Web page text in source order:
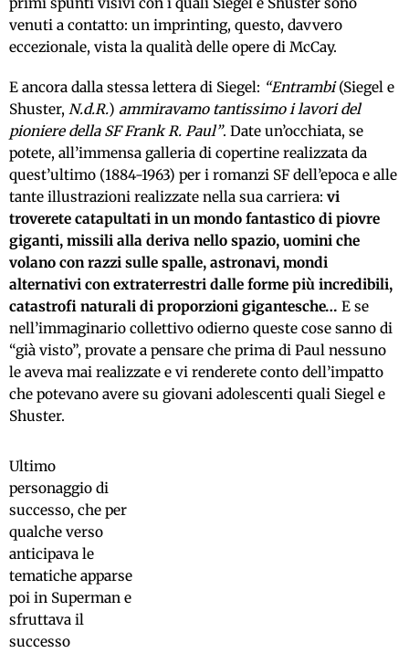
venuti a contatto: un imprinting, questo, davvero
eccezionale, vista la qualità delle opere di McCay.
E ancora dalla stessa lettera di Siegel: “Entrambi(Siegel e
Shuster, N.d.R.) ammiravamo tantissimo i lavori del
pioniere della SF Frank R. Paul”. Date un’occhiata, se
potete, all’immensa galleria di copertine realizzata da
quest’ultimo (1884-1963) per i romanzi SF dell’epoca e alle
tante illustrazioni realizzate nella sua carriera: vi
troverete catapultati in un mondo fantastico di piovre
giganti, missili alla deriva nello spazio, uomini che
volano con razzi sulle spalle, astronavi, mondi
alternativi con extraterrestri dalle forme più incredibili,
catastrofi naturali di proporzioni gigantesche… E se
nell’immaginario collettivo odierno queste cose sanno di
“già visto”, provate a pensare che prima di Paul nessuno
le aveva mai realizzate e vi renderete conto dell’impatto
che potevano avere su giovani adolescenti quali Siegel e
Shuster.
Ultimo
personaggio di
successo, che per
qualche verso
anticipava le
tematiche apparse
poi in Superman e
sfruttava il
successo